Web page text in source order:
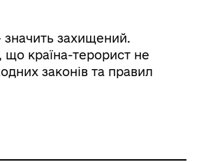
значить захищений.
країна-терорист не
законів та правил